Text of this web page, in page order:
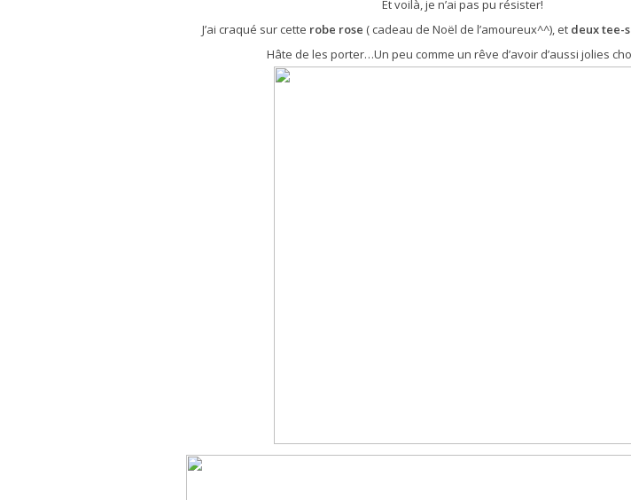
Et voilà, je n’ai pas pu résister!
J’ai craqué sur cette robe rose ( cadeau de Noël de l’amoureux^^), et deux tee-
Hâte de les porter…Un peu comme un rêve d’avoir d’aussi jolies